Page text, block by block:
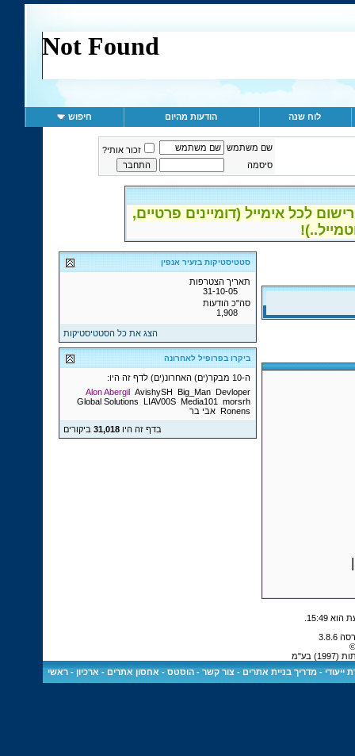
לוח שנה הודעות מהיום חיפוש
שם משתמש
זכור אותי?
סיסמה
לכל אימייל (דומיינים פרטיים,
סטטיסטיקות בזעיר אנפין
תאריך הצטרפות
31-10-05
סה"כ הודעות
1,908
הצג את כל הסטטיסטיקות
ביקרו בפרופיל לאחרונה
ה-10 מבקר(ים) האחרונ(ים) לדף זה היו:
Alon Abergil AvishySH Big_Man Devloper
Global Solutions LIAV00S Media101
morsrh
Ronens אבי בר
בדף זה היו31,018 ביקורים
15:49
בע"מ
ייעודי -מדריך בניית אתרים -צור קשר -הוסטס - אחסון אתרים - ארכיון -ראשי